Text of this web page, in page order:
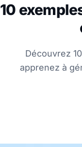
10
Découvrez
apprenez à